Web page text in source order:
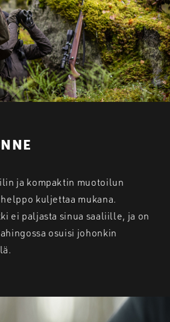
ja kompaktin muotoilun
kuljettaa mukana.
ei paljasta sinua saaliille, ja on
osuisi johonkin